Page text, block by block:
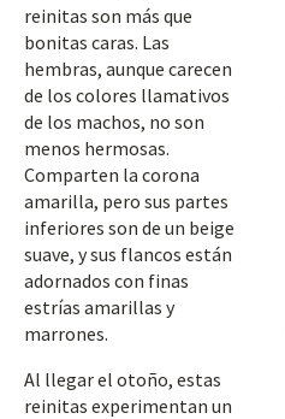
reinitas son más que
bonitas caras. Las
hembras, aunque carecen
de los colores llamativos
de los machos, no son
menos hermosas.
Comparten la corona
amarilla, pero sus partes
inferiores son de un beige
suave, y sus flancos están
adornados con finas
estrías amarillas y
marrones.
Al llegar el otoño, estas
reinitas experimentan un